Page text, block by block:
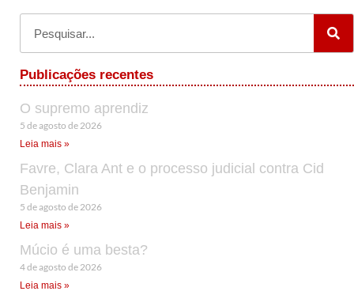
Publicações recentes
O supremo aprendiz
5 de agosto de 2026
Leia mais »
Favre, Clara Ant e o processo judicial contra Cid
Benjamin
5 de agosto de 2026
Leia mais »
Múcio é uma besta?
4 de agosto de 2026
Leia mais »